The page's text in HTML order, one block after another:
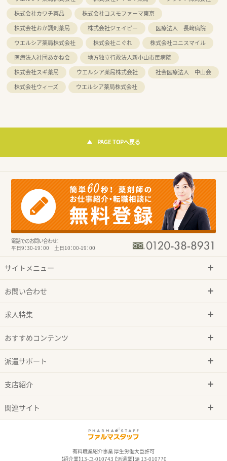
株式会社カワチ薬品
株式会社コスモファーマ東京
株式会社おか調剤薬局
株式会社ジェイピー
医療法人 長﨑病院
ウエルシア薬局株式会社
株式会社こぐれ
株式会社ユニスマイル
医療法人社団あかね会
地方独立行政法人新小山市民病院
株式会社スギ薬局
ウエルシア薬局株式会社
社会医療法人 中山会
株式会社ウィーズ
ウエルシア薬局株式会社
PAGE TOPへ戻る
電話でのお問い合わせ：
平日9：30-19：00 土日10：00-19：00
サイトメニュー
お問い合わせ
求人特集
おすすめコンテンツ
派遣サポート
支店紹介
関連サイト
有料職業紹介事業 厚生労働大臣許可
【紹介業】13-ユ-010743 【派遣業】派 13-010770